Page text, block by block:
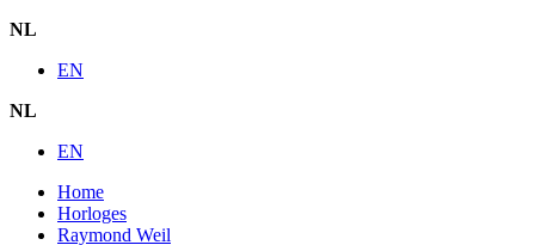
NL
EN
NL
EN
Home
Horloges
Raymond Weil